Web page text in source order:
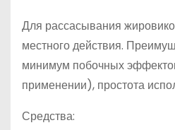
Для рассасывания
местного действия.
минимум побочных
применении), простота
Средства: